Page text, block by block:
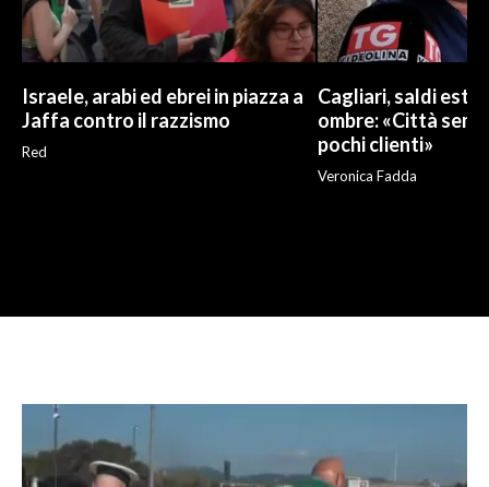
Israele, arabi ed ebrei in piazza a
Jaffa contro il razzismo
Red
Cagliari, saldi
ombre: «Città
pochi clienti»
Veronica Fadda